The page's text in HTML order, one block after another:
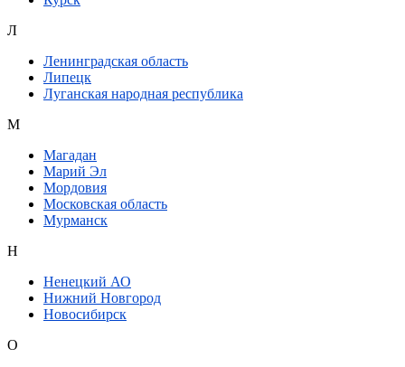
Л
Ленинградская область
Липецк
Луганская народная республика
М
Магадан
Марий Эл
Мордовия
Московская область
Мурманск
Н
Ненецкий АО
Нижний Новгород
Новосибирск
О